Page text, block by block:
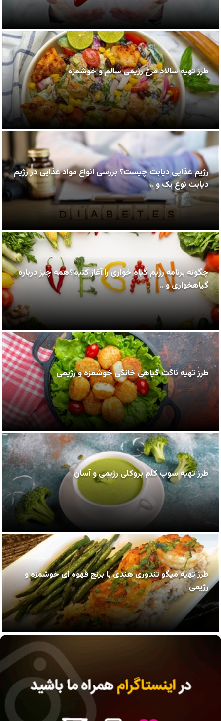
طرز تهیه سالاد مرغ رژیمی سالم و خوشمزه
رژیم غذایی دیابت چیست؟ بررسی انواع مواد غذایی در رژیم
دیابت نوع یک و ..
چگونه برنامه رژیم گیاه خواری را آغاز کنیم؟همه چیز درباره
گیاهخواری و ..
طرز تهیه ناگت گیاهی خانگی خوشمزه و رژیمی
طرز تهیه سوپ کلم بروکلی رژیمی و آسان
طرز تهیه میگو تندوری هندی با برنج قهوه ای خوشمزه و
رژیمی